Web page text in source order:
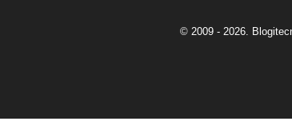
© 2009 - 2026.